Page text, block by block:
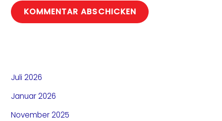
Juli 2026
Januar 2026
November 2025